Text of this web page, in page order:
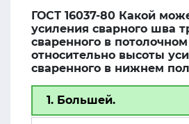
ГОСТ 16037-80 Какой
усиления сварного шва
сваренного в
относительно высоты
сваренного в нижнем
1. Большей.